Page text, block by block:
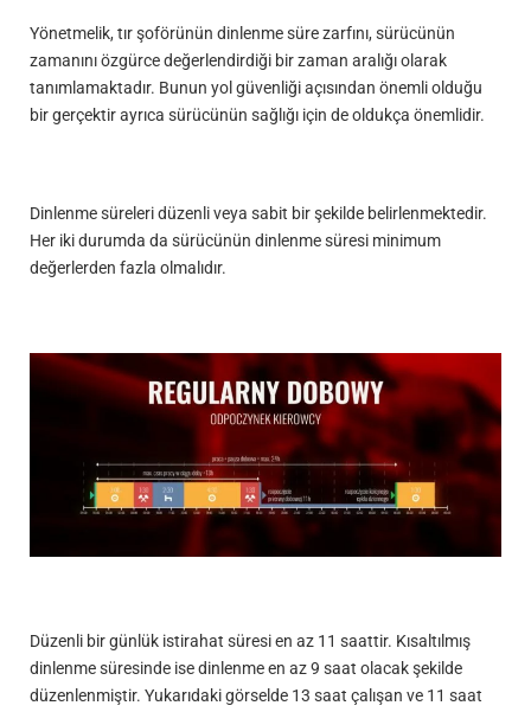
Yönetmelik, tır şoförünün dinlenme süre zarfını, sürücünün
zamanını özgürce değerlendirdiği bir zaman aralığı olarak
tanımlamaktadır. Bunun yol güvenliği açısından önemli olduğu
bir gerçektir ayrıca sürücünün sağlığı için de oldukça önemlidir.
Dinlenme süreleri düzenli veya sabit bir şekilde belirlenmektedir.
Her iki durumda da sürücünün dinlenme süresi minimum
değerlerden fazla olmalıdır.
Düzenli bir günlük istirahat süresi en az 11 saattir. Kısaltılmış
dinlenme süresinde ise dinlenme en az 9 saat olacak şekilde
düzenlenmiştir. Yukarıdaki görselde 13 saat çalışan ve 11 saat